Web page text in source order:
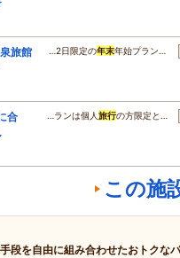
旅館
…2日限定の年末年始プラン…
合
…ランは個人 旅行の方限定と…
この施
段を自由に組み合わせたおトクな